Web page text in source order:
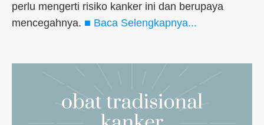
perlu mengerti risiko kanker ini dan berupaya
mencegahnya. ■ Baca Selengkapnya...